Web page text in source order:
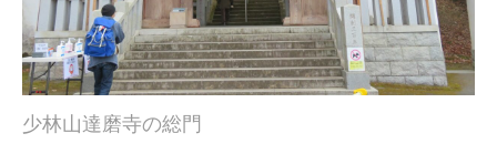
少林山達磨寺の総門